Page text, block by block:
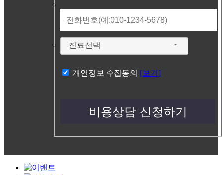
진료선택
개인정보 수집동의 [보기]